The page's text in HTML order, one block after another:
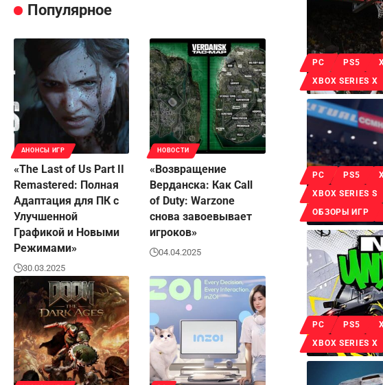
Популярное
АНОНСЫ ИГР
«The Last of Us Part II
Remastered: Полная
Адаптация для ПК с
Улучшенной
Графикой и Новыми
Режимами»
30.03.2025
НОВОСТИ
«Возвращение
Верданска: Как Call
of Duty: Warzone
снова завоевывает
игроков»
04.04.2025
PC PS5
XBOX SERIES X
PC PS5
XBOX SERIES S
ОБЗОРЫ ИГР
PC PS5
XBOX SERIES X